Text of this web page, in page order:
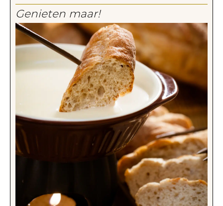
Genieten maar!